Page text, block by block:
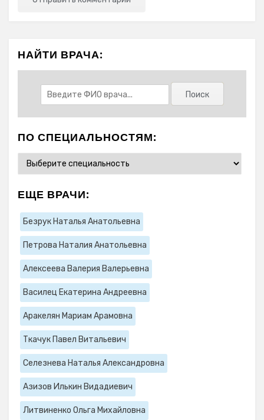
НАЙТИ ВРАЧА:
ПО СПЕЦИАЛЬНОСТЯМ:
ЕЩЕ ВРАЧИ:
Безрук Наталья Анатольевна
Петрова Наталия Анатольевна
Алексеева Валерия Валерьевна
Василец Екатерина Андреевна
Аракелян Мариам Арамовна
Ткачук Павел Витальевич
Селезнева Наталья Александровна
Азизов Илькин Видадиевич
Литвиненко Ольга Михайловна